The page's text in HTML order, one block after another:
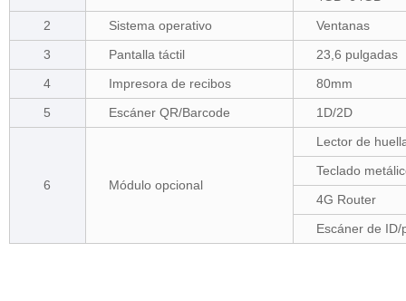
2
Sistema operativo
Ventanas
3
Pantalla táctil
23,6 pulgadas
4
Impresora de recibos
80mm
5
Escáner QR/Barcode 1D/2D
6 Módulo opcional
Lector de
Teclado
4G Router
Escáner de ID/